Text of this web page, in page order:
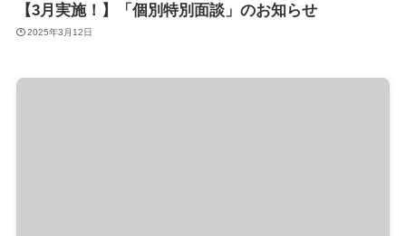
【3月実施！】「個別特別面談」のお知らせ
2025年3月12日